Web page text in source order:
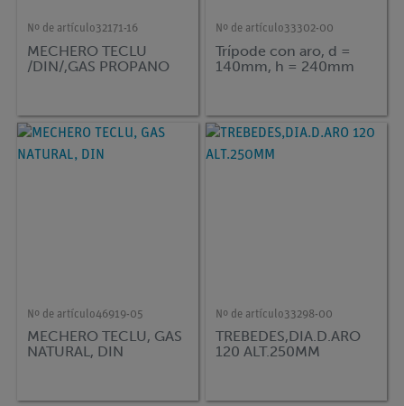
Nº de artículo32171-16
MECHERO TECLU
/DIN/,GAS PROPANO
Nº de artículo33302-00
Trípode con aro, d =
140mm, h = 240mm
Nº de artículo46919-05
MECHERO TECLU, GAS
NATURAL, DIN
Nº de artículo33298-00
TREBEDES,DIA.D.ARO
120 ALT.250MM